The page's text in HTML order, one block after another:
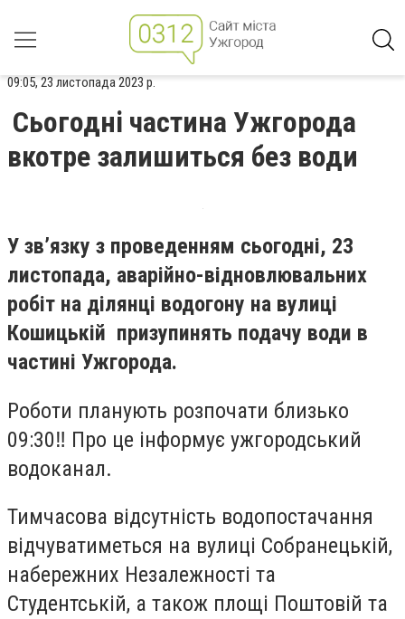
09:05, 23 листопада 2023 р.
Сьогодні частина Ужгорода
вкотре залишиться без води
У зв’язку з проведенням сьогодні, 23
листопада, аварійно-відновлювальних
робіт на ділянці водогону на вулиці
Кошицькій призупинять подачу води в
частині Ужгорода.
Роботи планують розпочати близько
09:30‼️ Про це інформує ужгородський
водоканал.
Тимчасова відсутність водопостачання
відчуватиметься на вулиці Собранецькій,
набережних Незалежності та
Студентській, а також площі Поштовій та